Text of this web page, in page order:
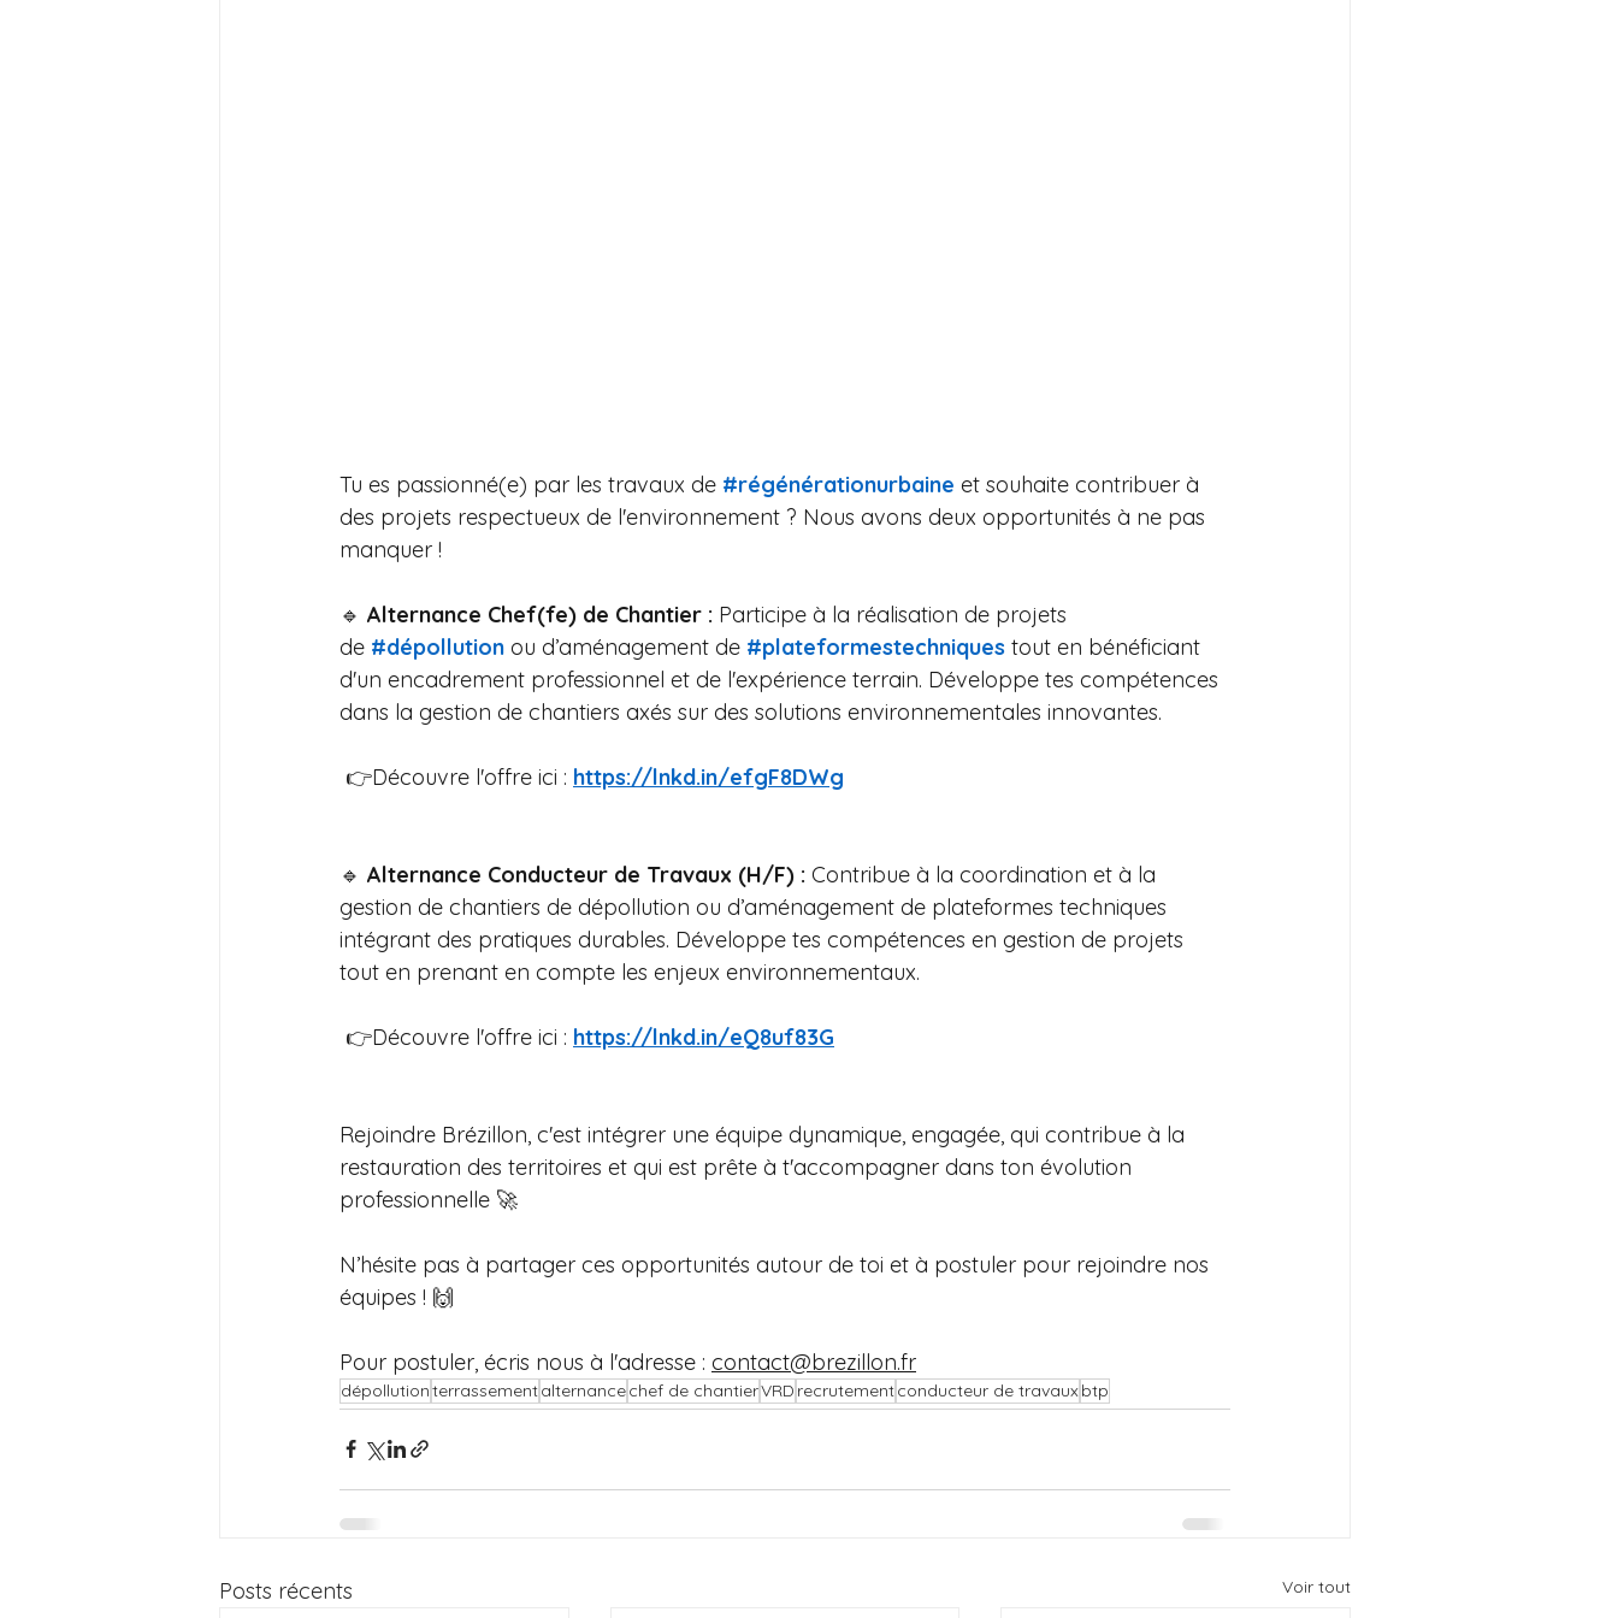
Tu es passionné(e) par les travaux de #régénérationurbaine et souhaite contribuer à
des projets respectueux de l'environnement ? Nous avons deux opportunités à ne pas
manquer !
🔹 Alternance Chef(fe) de Chantier : Participe à la réalisation de projets
de #dépollution ou d’aménagement de #plateformestechniques tout en bénéficiant
d'un encadrement professionnel et de l'expérience terrain. Développe tes compétences
dans la gestion de chantiers axés sur des solutions environnementales innovantes.
👉Découvre l'offre ici : https://lnkd.in/efgF8DWg
🔹 Alternance Conducteur de Travaux (H/F) : Contribue à la coordination et à la
gestion de chantiers de dépollution ou d’aménagement de plateformes techniques
intégrant des pratiques durables. Développe tes compétences en gestion de projets
tout en prenant en compte les enjeux environnementaux.
👉Découvre l'offre ici : https://lnkd.in/eQ8uf83G
Rejoindre Brézillon, c'est intégrer une équipe dynamique, engagée, qui contribue à la
restauration des territoires et qui est prête à t'accompagner dans ton évolution
professionnelle 🚀
N’hésite pas à partager ces opportunités autour de toi et à postuler pour rejoindre nos
équipes ! 🙌
Pour postuler, écris nous à l'adresse : contact@brezillon.fr
dépollutionterrassementalternancechef de chantierVRD recrutementconducteur de travauxbtp
Posts récents Voir tout